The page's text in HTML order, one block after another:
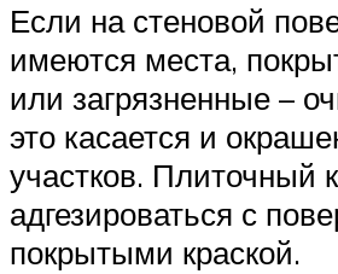
Если на стеновой
имеются места,
или загрязненные –
это касается и
участков. Плиточный
адгезироваться с
покрытыми краской.